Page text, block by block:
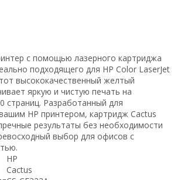
с помощью лазерного картриджа
подходящего для HP Color LaserJet
высококачественный желтый
яркую и чистую печать на
страниц. Разработанный для
HP принтером, картридж Cactus
результаты без необходимости
выбор для офисов с
HP
Cactus